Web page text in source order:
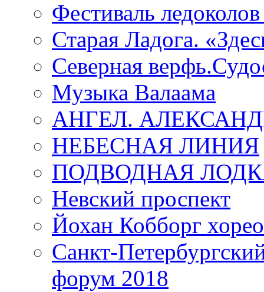
Фестиваль
Старая Ладога.
Северная
Музыка Валаама
АНГЕЛ.
НЕБЕСНАЯ ЛИНИЯ
ПОДВОДНАЯ
Невский проспект
Йохан Кобборг
Санкт-
форум 2018